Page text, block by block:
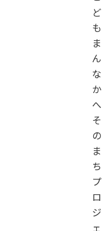
ど
も
ま
ん
な
か
へ
そ
の
ま
ち
プ
ロ
ジ
ェ